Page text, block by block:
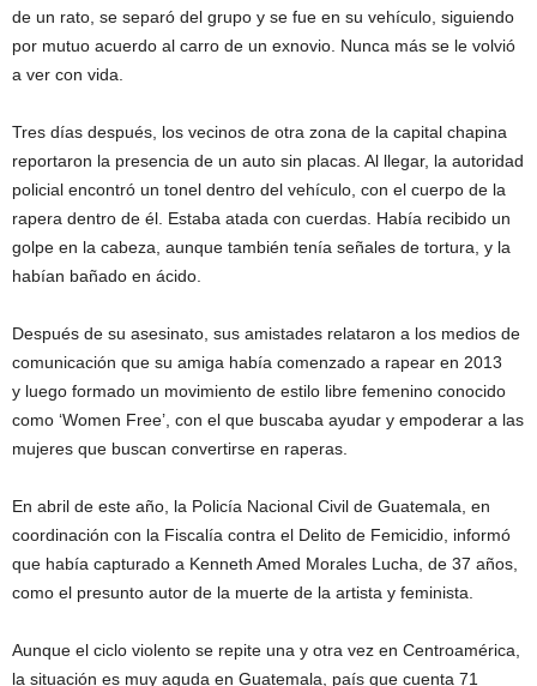
de un rato, se separó del grupo y se fue en su vehículo, siguiendo
por mutuo acuerdo al carro de un exnovio. Nunca más se le volvió
a ver con vida.
Tres días después, los vecinos de otra zona de la capital chapina
reportaron la presencia de un auto sin placas. Al llegar, la autoridad
policial encontró un tonel dentro del vehículo, con el cuerpo de la
rapera dentro de él. Estaba atada con cuerdas. Había recibido un
golpe en la cabeza, aunque también tenía señales de tortura, y la
habían bañado en ácido.
Después de su asesinato, sus amistades relataron a los medios de
comunicación que su amiga había comenzado a rapear en 2013
y luego formado un movimiento de estilo libre femenino conocido
como ‘Women Free’, con el que buscaba ayudar y empoderar a las
mujeres que buscan convertirse en raperas.
En abril de este año, la Policía Nacional Civil de Guatemala, en
coordinación con la Fiscalía contra el Delito de Femicidio, informó
que había capturado a Kenneth Amed Morales Lucha, de 37 años,
como el presunto autor de la muerte de la artista y feminista.
Aunque el ciclo violento se repite una y otra vez en Centroamérica,
la situación es muy aguda en Guatemala, país que cuenta 71